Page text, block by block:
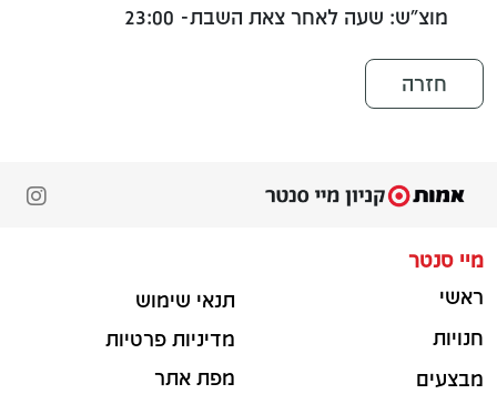
מוצ"ש: שעה לאחר צאת השבת- 23:00
חזרה
מיי סנטר
ראשי
חנויות
מבצעים
תנאי שימוש
מדיניות פרטיות
מפת אתר